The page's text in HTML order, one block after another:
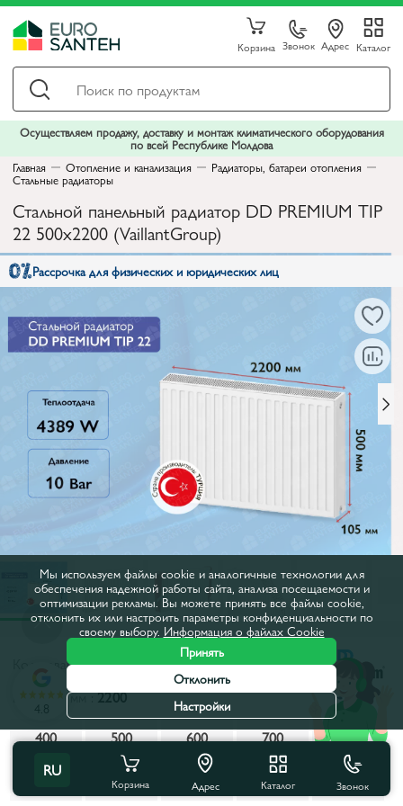
Корзина Звонок Адрес Каталог
Осуществляем продажу, доставку и монтаж климатического оборудования
по всей Республике Молдова
Главная
Отопление и канализация Радиаторы, батареи отопления
Стальные радиаторы
Стальной панельный радиатор DD PREMIUM TIP
22 500x2200 (VaillantGroup)
Рассрочка для физических и юридических лиц
Код товара:840036
Ширина, мм :2200
400
500 600 700
800
900
1000 1100 1200
1300
RU
Корзина Адрес Каталог Звонок
4.8
Мы используем файлы cookie и аналогичные технологии для
обеспечения надежной работы сайта, анализа посещаемости и
оптимизации рекламы. Вы можете принять все файлы cookie,
отклонить их или настроить параметры конфиденциальности по
своему выбору. Информация о файлах Cookie
Принять
Отклонить
Настройки